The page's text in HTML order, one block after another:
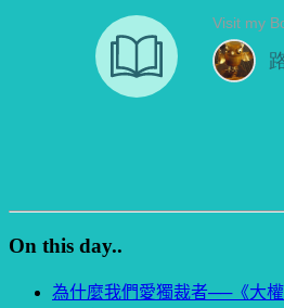
On this day..
為什麼我們愛獨裁者──《大